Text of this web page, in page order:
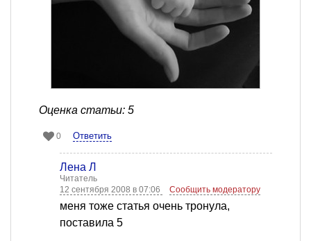
Оценка статьи: 5
0 Ответить
Лена Л
Читатель
12 сентября 2008 в 07:06
Сообщить модератору
меня тоже статья очень тронула,
поставила 5